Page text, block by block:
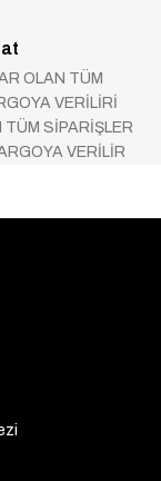
OLAN TÜM
VERİLİRİ
SİPARİŞLER
VERİLİR